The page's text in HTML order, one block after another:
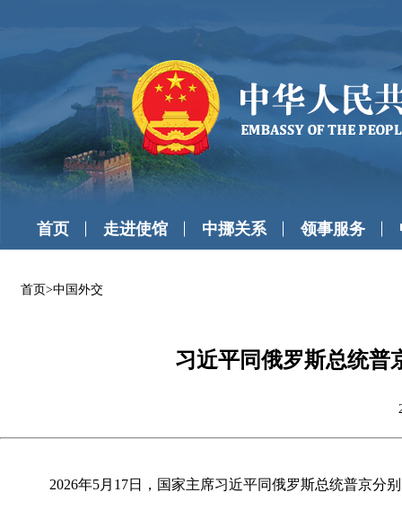
首页 走进使馆 中挪关系 领事服务
首页>中国外交
习近平同俄罗斯总统普
2026年5月17日，国家主席习近平同俄罗斯总统普京分